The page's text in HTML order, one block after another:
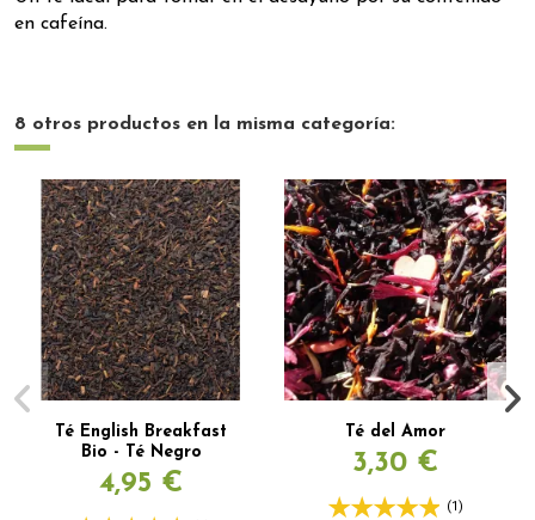
en cafeína.
8 otros productos en la misma categoría:
Té English Breakfast
Bio - Té Negro
4,95 €
Té del Amor
3,30 €
(1)